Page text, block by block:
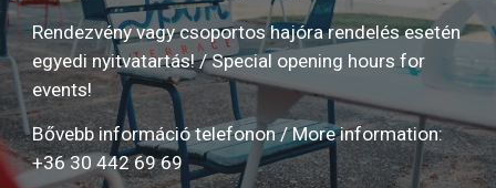
Rendezvény vagy csoportos hajóra rendelés esetén
egyedi nyitvatartás! / Special opening hours for
events!
Bővebb információ telefonon / More information:
+36 30 442 69 69